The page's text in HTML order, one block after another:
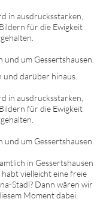
in ausdrucksstarken,
für die Ewigkeit
und um Gessertshausen.
und darüber hinaus.
in ausdrucksstarken,
für die Ewigkeit
und um Gessertshausen
in Gessertshausen
vielleicht eine freie
Stadl? Dann wären wir
Moment dabei.